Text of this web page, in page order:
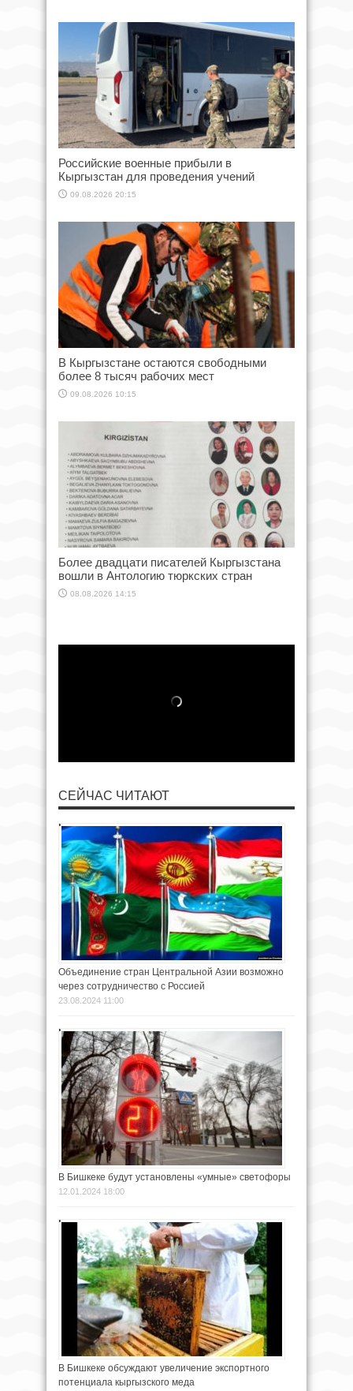
Российские военные прибыли в
Кыргызстан для проведения учений
09.08.2026 20:15
В Кыргызстане остаются свободными
более 8 тысяч рабочих мест
09.08.2026 10:15
Более двадцати писателей Кыргызстана
вошли в Антологию тюркских стран
08.08.2026 14:15
СЕЙЧАС ЧИТАЮТ
Объединение стран Центральной Азии возможно
через сотрудничество с Россией
23.08.2024 11:00
В Бишкеке будут установлены «умные» светофоры
12.01.2024 18:00
В Бишкеке обсуждают увеличение экспортного
потенциала кыргызского меда